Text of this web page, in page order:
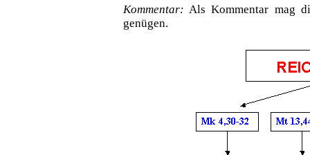
Kommentar: Als Kommentar mag
genügen.